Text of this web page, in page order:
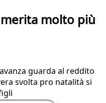
molto più
guarda al reddito
svolta pro natalità si